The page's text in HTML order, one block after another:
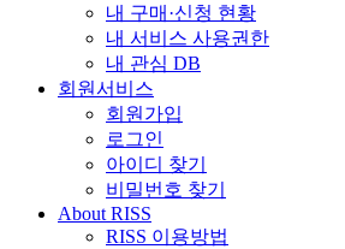
내 구매·신청 현황
내 서비스 사용권한
내 관심 DB
회원서비스
회원가입
로그인
아이디 찾기
비밀번호 찾기
About RISS
RISS 이용방법